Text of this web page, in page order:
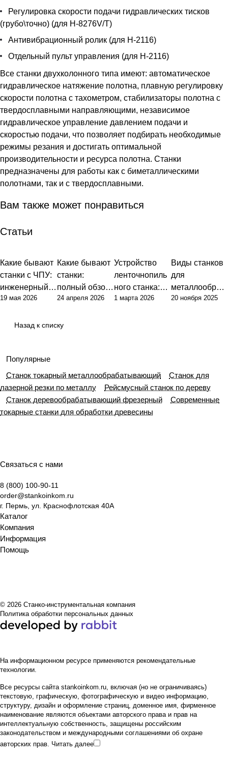
Регулировка скорости подачи гидравлических тисков
(грубо\точно) (для Н-8276V/T)
Антивибрационный ролик (для Н-2116)
Отдельный пульт управления (для Н-2116)
Все станки двухколонного типа имеют: автоматическое
гидравлическое натяжение полотна, плавную регулировку
скорости полотна с тахометром, стабилизаторы полотна с
твердосплавными направляющими, независимое
гидравлическое управление давлением подачи и
скоростью подачи, что позволяет подбирать необходимые
режимы резания и достигать оптимальной
производительности и ресурса полотна. Станки
предназначены для работы как с биметаллическими
полотнами, так и с твердосплавными.
Вам также может понравиться
Статьи
Какие бывают
станки с ЧПУ:
инженерный
подход к
и и выбору
19 мая 2026
Какие бывают
станки:
полный обзор
типов и их
24 апреля 2026
Устройство
ленточнопиль
ного станка:
базовые
1 марта 2026
Виды станков
для
металлообраб
отки: полный
20 ноября 2025
Назад к списку
Популярные
Станок токарный металлообрабатывающий
Станок для
лазерной резки по металлу
Рейсмусный станок по дереву
Станок деревообрабатывающий фрезерный
Современные
токарные станки для обработки древесины
Связаться с нами
8 (800) 100-90-11
order@stankoinkom.ru
г. Пермь, ул. Краснофлотская 40А
Каталог
Компания
Информация
Помощь
© 2026 Станко-инструментальная компания
Политика обработки персональных данных
На информационном ресурсе применяются рекомендательные
технологии.
Все ресурсы сайта stankoinkom.ru, включая (но не ограничиваясь)
текстовую, графическую, фотографическую и видео информацию,
структуру, дизайн и оформление страниц, доменное имя, фирменное
наименование являются объектами авторского права и прав на
интеллектуальную собственность, защищены российским
законодательством и международными соглашениями об охране
авторских прав. Читать далее